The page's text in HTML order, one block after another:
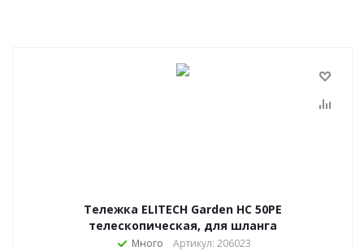
Тележка ELITECH Garden HC 50PE
телескопическая, для шланга
Много Артикул: 206023